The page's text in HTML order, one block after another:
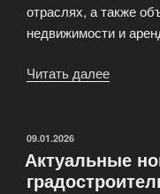
отраслях, а также
недвижимости и
Читать далее
—
ОПУБЛИКОВАНО
09.01.2026
Актуальные